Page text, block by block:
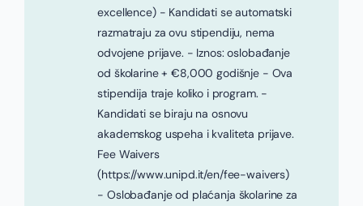
excellence) - Kandidati se automatski
razmatraju za ovu stipendiju, nema
odvojene prijave. - Iznos: oslobađanje
od školarine + €8,000 godišnje - Ova
stipendija traje koliko i program. -
Kandidati se biraju na osnovu
akademskog uspeha i kvaliteta prijave.
Fee Waivers
(https://www.unipd.it/en/fee-waivers)
- Oslobađanje od plaćanja školarine za